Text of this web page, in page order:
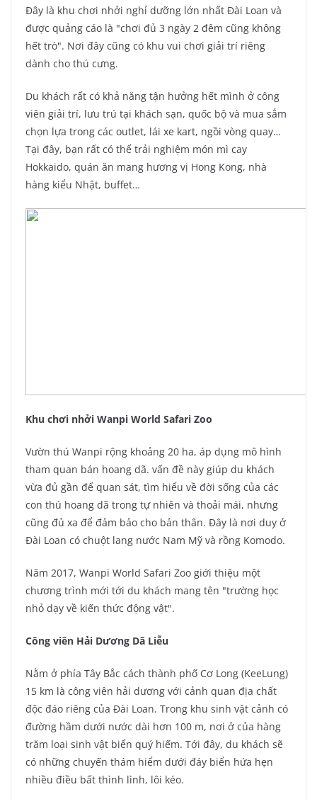
Đây là khu chơi nhởi nghỉ dưỡng lớn nhất Đài Loan và
được quảng cáo là "chơi đủ 3 ngày 2 đêm cũng không
hết trò". Nơi đây cũng có khu vui chơi giải trí riêng
dành cho thú cưng.
Du khách rất có khả năng tận hưởng hết mình ở công
viên giải trí, lưu trú tại khách sạn, quốc bộ và mua sắm
chọn lựa trong các outlet, lái xe kart, ngồi vòng quay…
Tại đây, bạn rất có thể trải nghiệm món mì cay
Hokkaido, quán ăn mang hương vị Hong Kong, nhà
hàng kiểu Nhật, buffet…
Khu chơi nhởi Wanpi World Safari Zoo
Vườn thú Wanpi rộng khoảng 20 ha, áp dụng mô hình
tham quan bán hoang dã. vấn đề này giúp du khách
vừa đủ gần để quan sát, tìm hiểu về đời sống của các
con thú hoang dã trong tự nhiên và thoải mái, nhưng
cũng đủ xa để đảm bảo cho bản thân. Đây là nơi duy ở
Đài Loan có chuột lang nước Nam Mỹ và rồng Komodo.
Năm 2017, Wanpi World Safari Zoo giới thiệu một
chương trình mới tới du khách mang tên "trường học
nhỏ dạy về kiến thức động vật".
Công viên Hải Dương Dã Liễu
Nằm ở phía Tây Bắc cách thành phố Cơ Long (KeeLung)
15 km là công viên hải dương với cảnh quan địa chất
độc đáo riêng của Đài Loan. Trong khu sinh vật cảnh có
đường hầm dưới nước dài hơn 100 m, nơi ở của hàng
trăm loại sinh vật biển quý hiếm. Tới đây, du khách sẽ
có những chuyến thám hiểm dưới đáy biển hứa hẹn
nhiều điều bất thình lình, lôi kéo.